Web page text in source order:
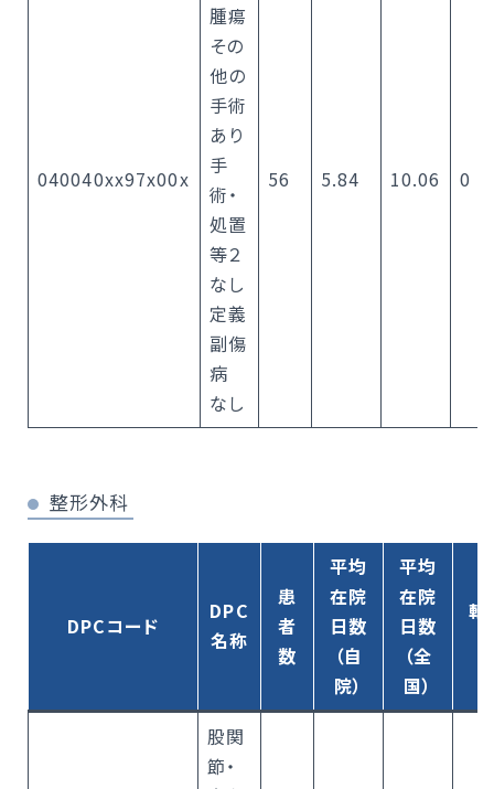
040040xx97x00x
腫瘍
その
他の
手術
あり
手
術・
処置
等２
なし
定義
副傷
病
なし
56 5.84 10.06 0
整形外科
DPCコード
DPC
名称
患
者
数
平均
在院
日数
（自
院）
平均
在院
日数
（全
国）
転
股関
節・